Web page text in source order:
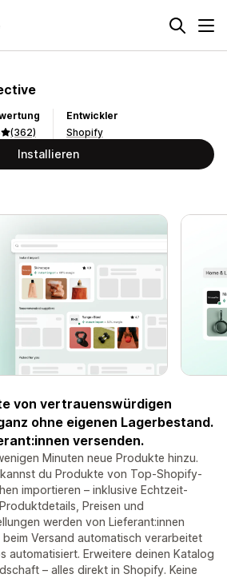
(362)
Entwickler
Shopify
Installieren
von vertrauenswürdigen
ohne eigenen Lagerbestand.
versenden.
Minuten neue Produkte hinzu.
du Produkte von Top-Shopify-
importieren – inklusive Echtzeit-
Preisen und
werden von Lieferant:innen
Versand automatisch verarbeitet
automatisiert. Erweitere deinen Katalog
– alles direkt in Shopify. Keine